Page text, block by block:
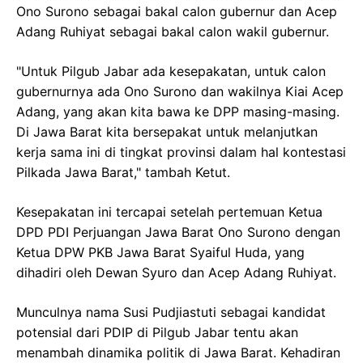
Ono Surono sebagai bakal calon gubernur dan Acep
Adang Ruhiyat sebagai bakal calon wakil gubernur.
"Untuk Pilgub Jabar ada kesepakatan, untuk calon
gubernurnya ada Ono Surono dan wakilnya Kiai Acep
Adang, yang akan kita bawa ke DPP masing-masing.
Di Jawa Barat kita bersepakat untuk melanjutkan
kerja sama ini di tingkat provinsi dalam hal kontestasi
Pilkada Jawa Barat," tambah Ketut.
Kesepakatan ini tercapai setelah pertemuan Ketua
DPD PDI Perjuangan Jawa Barat Ono Surono dengan
Ketua DPW PKB Jawa Barat Syaiful Huda, yang
dihadiri oleh Dewan Syuro dan Acep Adang Ruhiyat.
Munculnya nama Susi Pudjiastuti sebagai kandidat
potensial dari PDIP di Pilgub Jabar tentu akan
menambah dinamika politik di Jawa Barat. Kehadiran